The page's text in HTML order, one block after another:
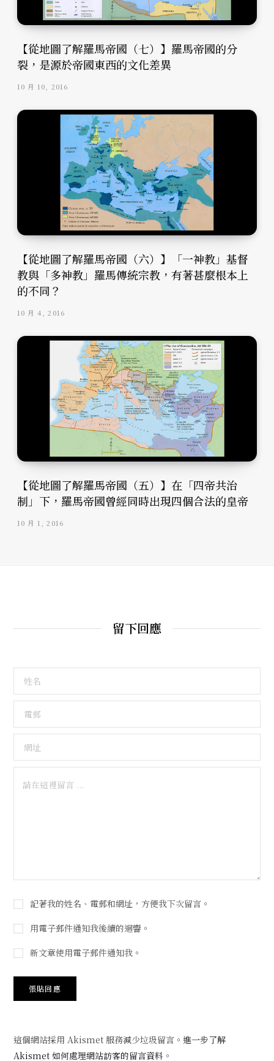
【從地圖了解羅馬帝國（七）】羅馬帝國的分
裂，是源於帝國東西的文化差異
10 月 10, 2016
【從地圖了解羅馬帝國（六）】「一神教」基督
教與「多神教」羅馬傳統宗教，有著甚麼根本上
的不同？
10 月 4, 2016
【從地圖了解羅馬帝國（五）】在「四帝共治
制」下，羅馬帝國曾經同時出現四個合法的皇帝
10 月 1, 2016
留下回應
記著我的姓名、電郵和網址，方便我下次留言。
用電子郵件通知我後續的迴響。
新文章使用電子郵件通知我。
這個網站採用 Akismet 服務減少垃圾留言。 進一步了解
Akismet 如何處理網站訪客的留言資料 。